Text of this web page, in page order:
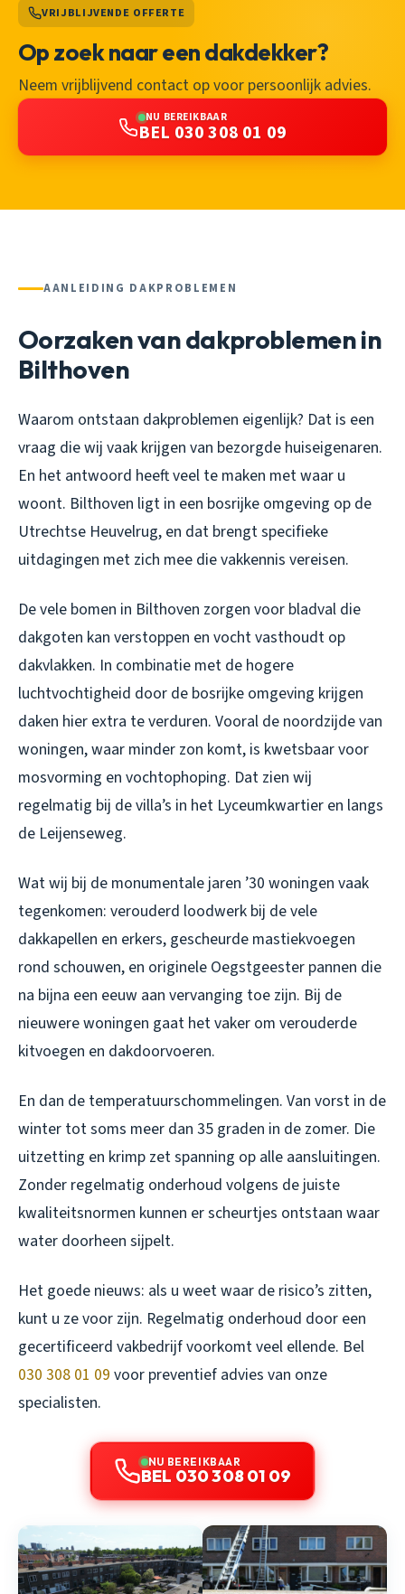
VRIJBLIJVENDE OFFERTE
Op zoek naar een dakdekker?
Neem vrijblijvend contact op voor persoonlijk advies.
NU BEREIKBAAR
BEL 030 308 01 09
AANLEIDING DAKPROBLEMEN
Oorzaken van dakproblemen in
Bilthoven
Waarom ontstaan dakproblemen eigenlijk? Dat is een
vraag die wij vaak krijgen van bezorgde huiseigenaren.
En het antwoord heeft veel te maken met waar u
woont. Bilthoven ligt in een bosrijke omgeving op de
Utrechtse Heuvelrug, en dat brengt specifieke
uitdagingen met zich mee die vakkennis vereisen.
De vele bomen in Bilthoven zorgen voor bladval die
dakgoten kan verstoppen en vocht vasthoudt op
dakvlakken. In combinatie met de hogere
luchtvochtigheid door de bosrijke omgeving krijgen
daken hier extra te verduren. Vooral de noordzijde van
woningen, waar minder zon komt, is kwetsbaar voor
mosvorming en vochtophoping. Dat zien wij
regelmatig bij de villa’s in het Lyceumkwartier en langs
de Leijenseweg.
Wat wij bij de monumentale jaren ’30 woningen vaak
tegenkomen: verouderd loodwerk bij de vele
dakkapellen en erkers, gescheurde mastiekvoegen
rond schouwen, en originele Oegstgeester pannen die
na bijna een eeuw aan vervanging toe zijn. Bij de
nieuwere woningen gaat het vaker om verouderde
kitvoegen en dakdoorvoeren.
En dan de temperatuurschommelingen. Van vorst in de
winter tot soms meer dan 35 graden in de zomer. Die
uitzetting en krimp zet spanning op alle aansluitingen.
Zonder regelmatig onderhoud volgens de juiste
kwaliteitsnormen kunnen er scheurtjes ontstaan waar
water doorheen sijpelt.
Het goede nieuws: als u weet waar de risico’s zitten,
kunt u ze voor zijn. Regelmatig onderhoud door een
gecertificeerd vakbedrijf voorkomt veel ellende. Bel
030 308 01 09 voor preventief advies van onze
specialisten.
NU BEREIKBAAR
BEL 030 308 01 09